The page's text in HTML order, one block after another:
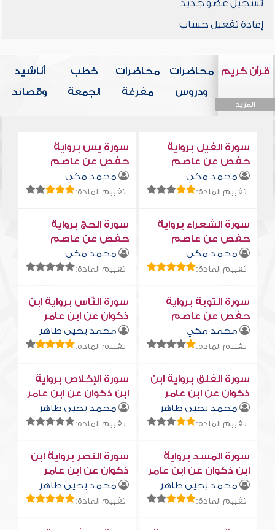
تسجيل عضو جديد
إعادة تفعيل حساب
قرآن كريم
المزيد
محاضرات
ودروس
محاضرات
مفرغة
خطب
الجمعة
أناشيد
وقصائد
سورة الفيل برواية
حفص عن عاصم
محمد مكي
تقييم المادة:
سورة يس برواية
حفص عن عاصم
محمد مكي
تقييم المادة:
سورة الشعراء برواية
حفص عن عاصم
محمد مكي
تقييم المادة:
سورة الحج برواية
حفص عن عاصم
محمد مكي
تقييم المادة:
سورة التوبة برواية
حفص عن عاصم
محمد مكي
تقييم المادة:
سورة النّاس برواية ابن
ذكوان عن ابن عامر
محمد يحيى طاهر
تقييم المادة:
سورة الفلق برواية ابن
ذكوان عن ابن عامر
محمد يحيى طاهر
تقييم المادة:
سورة الإخلاص برواية
ابن ذكوان عن ابن عامر
محمد يحيى طاهر
تقييم المادة:
سورة المسد برواية
ابن ذكوان عن ابن عامر
محمد يحيى طاهر
تقييم المادة:
سورة النصر برواية ابن
ذكوان عن ابن عامر
محمد يحيى طاهر
تقييم المادة: